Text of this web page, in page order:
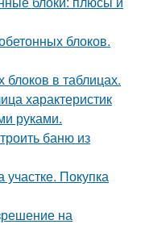
блоков.
в таблицах.
характеристик
руками.
баню из
участке. Покупка
на